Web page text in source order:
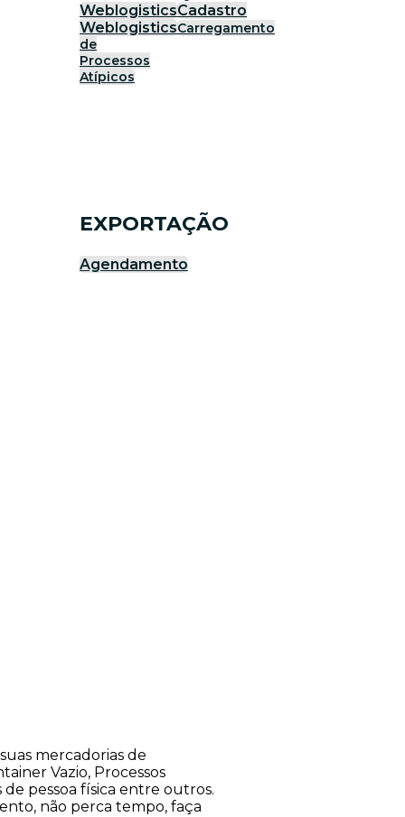
WeblogisticsCadastro
WeblogisticsCarregamento
de
Processos
Atípicos
EXPORTAÇÃO
Agendamento
mercadorias de
Vazio, Processos
de pessoa física entre outros.
não perca tempo, faça